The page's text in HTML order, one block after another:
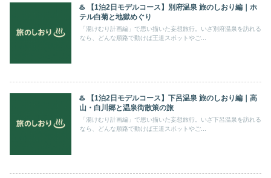
♨️ 【1泊2日モデルコース】別府温泉 旅のしおり編｜ホ
テル白菊と地獄めぐり
「湯けむり計画編」で思い描いた妄想旅行。いざ別府温泉を訪れる
なら、どんな順路で動けば王道スポットやご...
♨️ 【1泊2日モデルコース】下呂温泉 旅のしおり編｜高
山・白川郷と温泉街散策の旅
「湯けむり計画編」で思い描いた妄想旅行。いざ下呂温泉を訪れる
なら、どんな順路で動けば王道スポットやご...